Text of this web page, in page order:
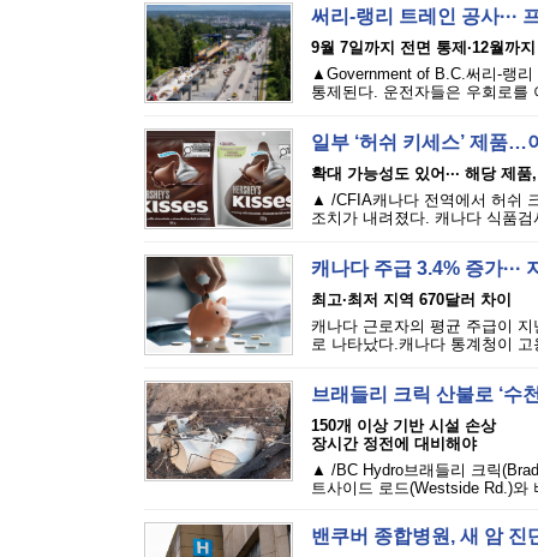
써리-랭리 트레인 공사···
9월 7일까지 전면 통제·12월까
▲Government of B.C.써리-랭
통제된다. 운전자들은 우회로
일부 ‘허쉬 키세스’ 제품
확대 가능성도 있어··· 해당 제
▲ /CFIA캐나다 전역에서 허쉬
조치가 내려졌다. 캐나다 식품
캐나다 주급 3.4% 증가···
최고·최저 지역 670달러 차이
캐나다 근로자의 평균 주급이
로 나타났다.캐나다 통계청이
브래들리 크릭 산불로 ‘수
150개 이상 기반 시설 손상
장시간 정전에 대비해야
▲ /BC Hydro브래들리 크릭
트사이드 로드(Westside Rd.)와
밴쿠버 종합병원, 새 암